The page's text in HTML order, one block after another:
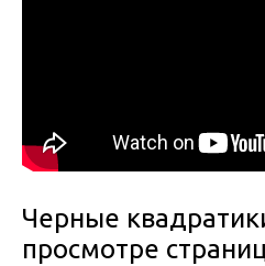
Черные
просмотре